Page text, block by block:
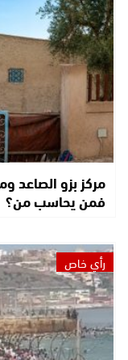
مركز بزو الصاعد
فمن يحاسب من؟
رأي خاص